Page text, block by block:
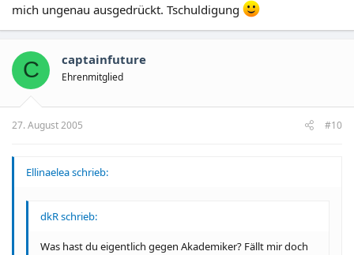
mich ungenau ausgedrückt. Tschuldigung
C captainfuture
Ehrenmitglied
27. August 2005 #10
Ellinaelea schrieb:
dkR schrieb:
Was hast du eigentlich gegen Akademiker? Fällt mir doch